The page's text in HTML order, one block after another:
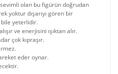
olan bu figürün doğrudan
yoktur dışarıyı gören bir
bile yeterlidir.
ve enerjisini ışıktan alır.
çok kıpraşır.
eder oynar.